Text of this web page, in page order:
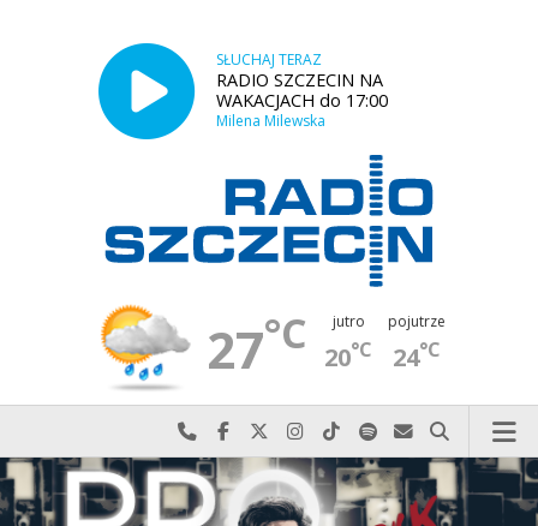
SŁUCHAJ TERAZ
RADIO SZCZECIN NA
WAKACJACH do 17:00
Milena Milewska
27°C jutro
20°C
pojutrze
24°C
Najlepiej po prostu do nas zadzwoń
Odwiedź nas na Facebook-u
Odwiedź nas na X
Odwiedź nas na Instagram-ie
Odwiedź nas na TikTok-u
Szukaj nas na Spotify
Wyślij do nas
Szukaj